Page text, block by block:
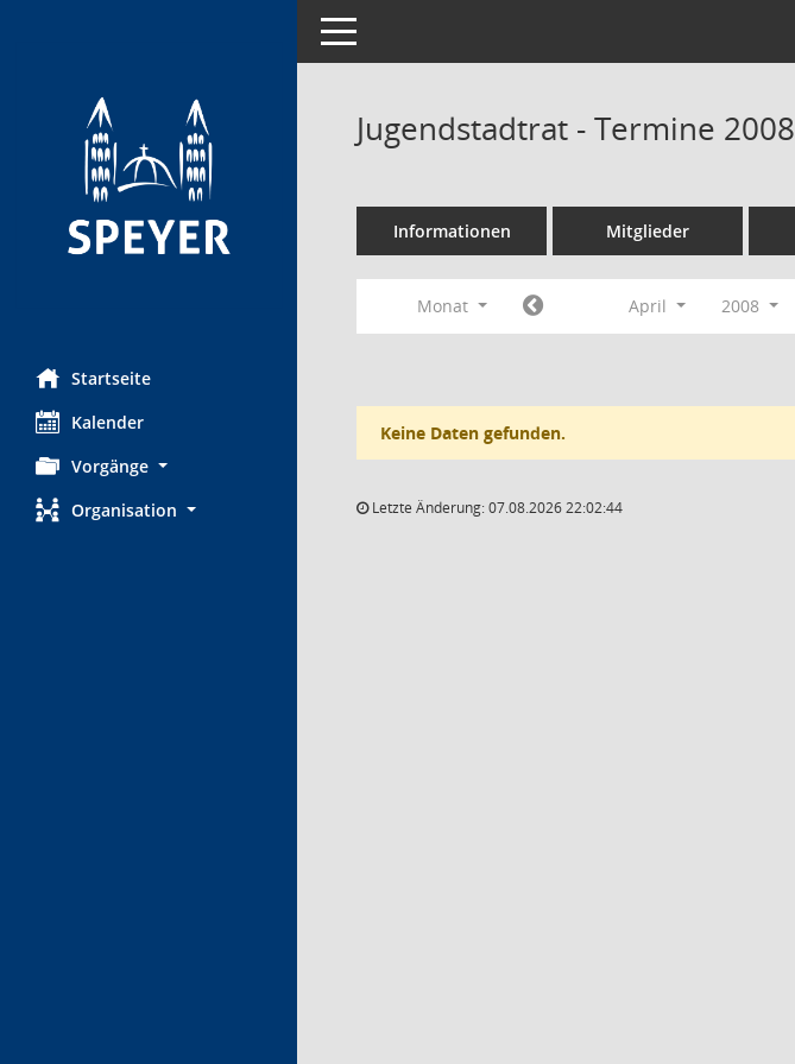
Startseite
Kalender
Vorgänge
Organisation
Toggle navigation
Jugendstadtrat - Termine 2008
Informationen Mitglieder
Monat April 2008
Keine Daten gefunden.
Letzte Änderung: 07.08.2026 22:02:44